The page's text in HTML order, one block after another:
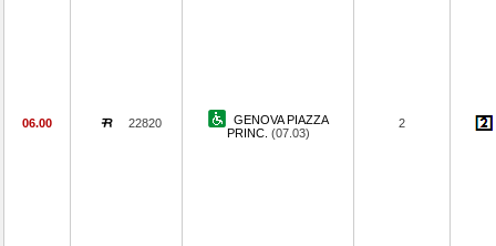
06.00 22820
GENOVA PIAZZA
PRINC. (07.03)
2